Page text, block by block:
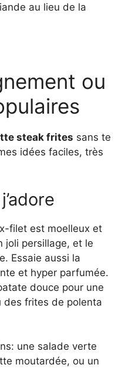
au lieu de la
ou
steak frites sans te
idées faciles, très
filet est moelleux et
joli persillage, et le
Essaie aussi la
et hyper parfumée.
douce pour une
des frites de polenta
une salade verte
moutardée, ou un